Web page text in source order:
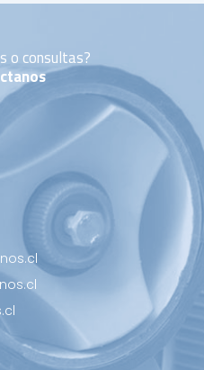
o consultas?